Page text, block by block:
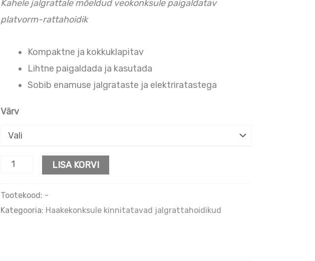
Kahele jalgrattale mõeldud veokonksule paigaldatav
platvorm-rattahoidik
Kompaktne ja kokkuklapitav
Lihtne paigaldada ja kasutada
Sobib enamuse jalgrataste ja elektriratastega
Värv
LISA KORVI
Tootekood: -
Kategooria: Haakekonksule kinnitatavad jalgrattahoidikud